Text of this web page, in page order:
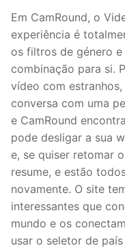
Em CamRound, o
experiência é
os filtros de género
combinação para si.
vídeo com
conversa com uma
e CamRound
pode desligar a sua
e, se quiser retomar
resume, e estão
novamente. O site
interessantes que
mundo e os
usar o seletor de